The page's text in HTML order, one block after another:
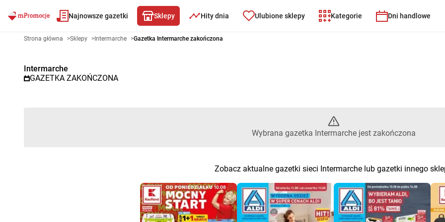
Najnowsze gazetki Sklepy Hity dnia Ulubione sklepy Kategorie Dni handlowe
Gazetka promocyjna Intermarche – Wybrana gazetka
Strona główna >Sklepy > Intermarche >Gazetka Intermarche zakończona
Intermarche
GAZETKA ZAKOŃCZONA
Wybrana gazetka Intermarche jest zakończona
Zobacz aktualne gazetki sieci Intermarche lub gazetki innego